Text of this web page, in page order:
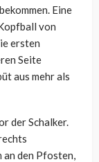
Eine
von
ersten
Seite
aus mehr als
der Schalker.
an den Pfosten,